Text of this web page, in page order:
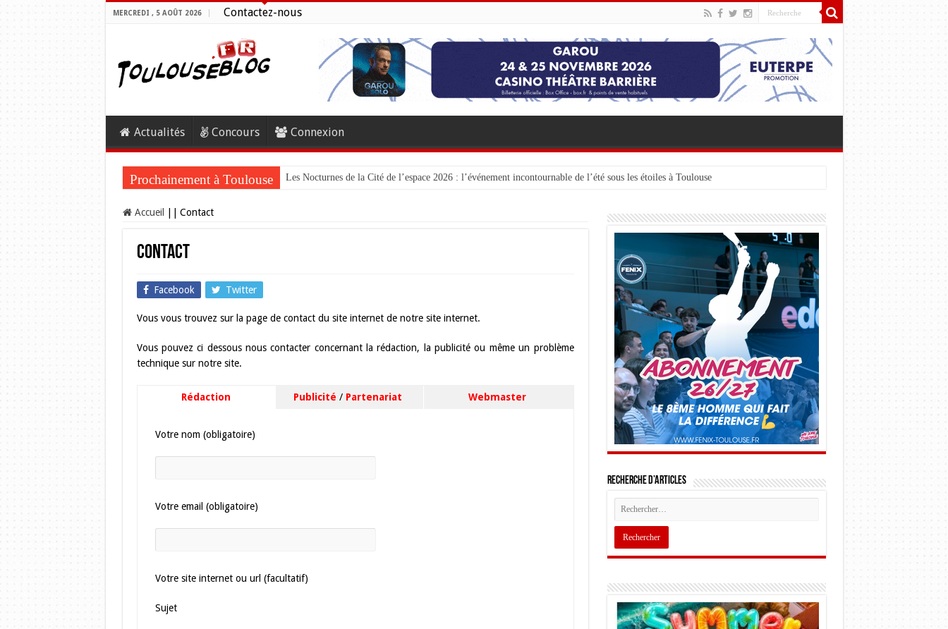
MERCREDI , 5 AOÛT 2026 Contactez-nous
Actualités Concours Connexion
Prochainement à Toulouse Les Nocturnes de la Cité de l’espace 2026 : l’événement incontournable de l’été sous les étoiles à Toulouse
Accueil Contact
Contact
Facebook Twitter
Vous vous trouvez sur la page de contact du site internet de notre site internet.
Vous pouvez ci dessous nous contacter concernant la rédaction, la publicité ou même un problème
technique sur notre site.
Rédaction Publicité / Partenariat Webmaster
Votre nom (obligatoire)
Votre email (obligatoire)
Votre site internet ou url (facultatif)
Sujet
Recherche d’articles